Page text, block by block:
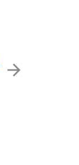
arrow_forward